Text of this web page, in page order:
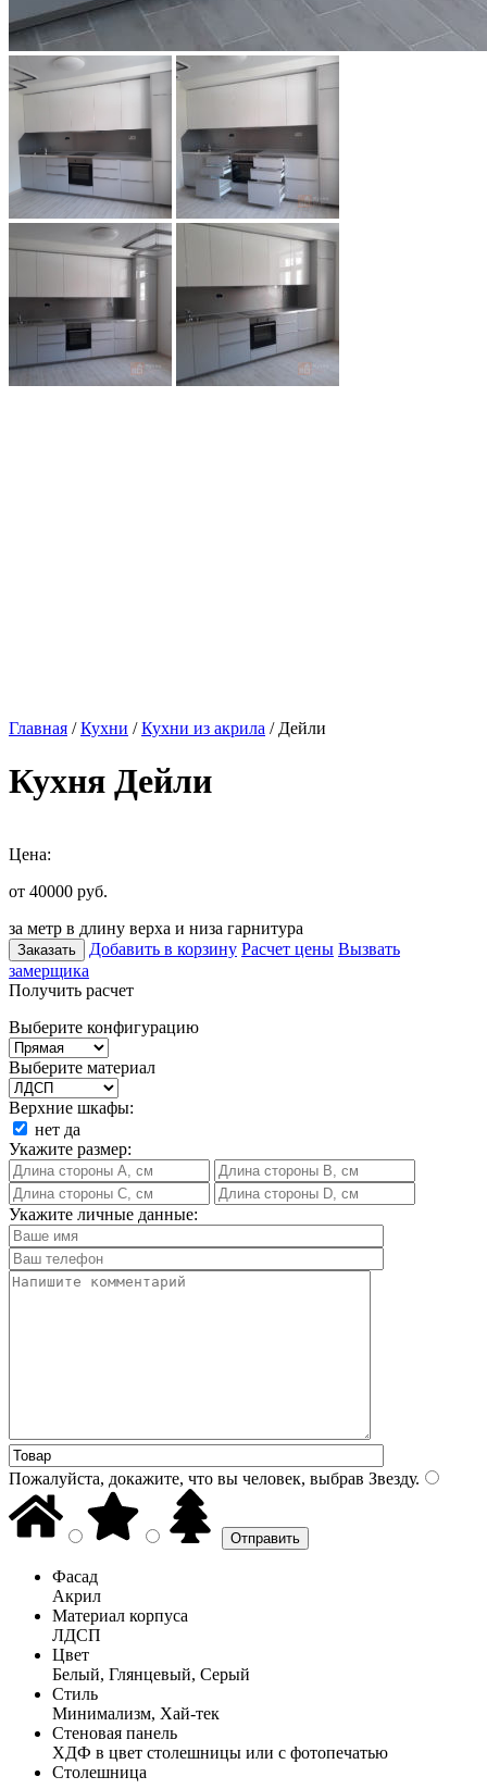
Главная /Кухни /Кухни из акрила / Дейли
Кухня Дейли
Цена:
от 40000 руб.
за метр в длину верха и низа гарнитура
Заказать Добавить в корзину Расчет цены Вызвать
замерщика
Получить расчет
Выберите конфигурацию
Выберите материал
Верхние шкафы:
нет да
Укажите размер:
Укажите личные данные:
Пожалуйста, докажите, что вы человек, выбрав Звезду.
Фасад
Акрил
Материал корпуса
ЛДСП
Цвет
Белый, Глянцевый, Серый
Стиль
Минимализм, Хай-тек
Стеновая панель
ХДФ в цвет столешницы или с фотопечатью
Столешница